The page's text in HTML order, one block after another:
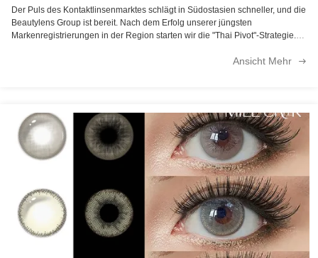
% in Südostasien an. Schlüsselwörter:
Kontaktlinsen aus Südostasien
Der Puls des Kontaktlinsenmarktes schlägt in Südostasien schneller, und die
Beautylens Group ist bereit. Nach dem Erfolg unserer jüngsten
Markenregistrierungen in der Region starten wir die "Thai Pivot"-Strategie.
Ansicht Mehr